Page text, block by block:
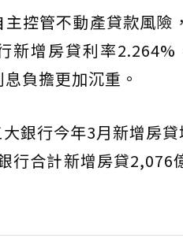
控管不動產貸款風險
新增房貸利率2.264%
負擔更加沉重。
銀行今年3月新增房
行合計新增房貸2,076